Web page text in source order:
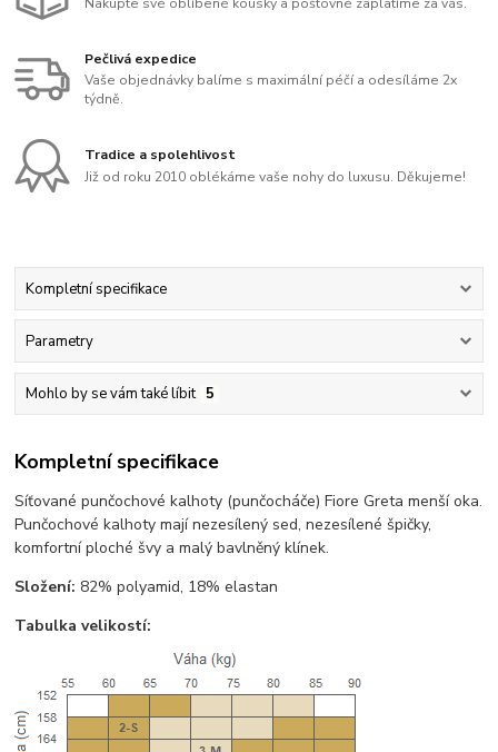
Pečlivá expedice
Vaše objednávky balíme s maximální péčí a odesíláme 2x
týdně.
Tradice a spolehlivost
Již od roku 2010 oblékáme vaše nohy do luxusu. Děkujeme!
Kompletní specifikace
Parametry
Mohlo by se vám také líbit 5
Kompletní specifikace
Síťované punčochové kalhoty (punčocháče) Fiore Greta menší oka.
Punčochové kalhoty mají nezesílený sed, nezesílené špičky,
komfortní ploché švy a malý bavlněný klínek.
Složení: 82% polyamid, 18% elastan
Tabulka velikostí: